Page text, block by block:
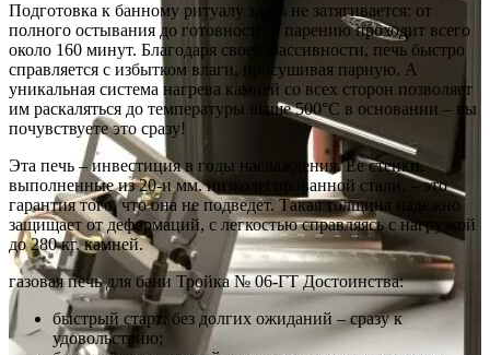
Подготовка к банному ритуалу здесь не затягивается: от
полного остывания до готовности к парению проходит всего
около 160 минут. Благодаря своей массивности, печь быстро
справляется с избытком влаги, просушивая парную. А
уникальная система нагрева камней со всех сторон позволяет
им раскаляться до температуры выше 500°С в основании – вы
почувствуете это сразу!
Эта печь – инвестиция в годы наслаждения. Ее стенки,
выполненные из 20-и мм. низколегированной стали, – это
гарантия того, что она не подведет. Такая толщина надежно
защищает от деформаций, с легкостью справляясь с нагрузкой
до 280 кг. камней.
газовая печь для бани Тройка № 06-ГТ Достоинства:
быстрый старт: без долгих ожиданий – сразу к
удовольствию;